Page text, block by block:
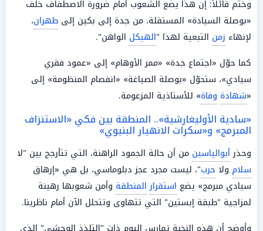
وختم قائلاً: إن هذا يضع الشعوب أمام ضرورة الاصطفاف خلف
«بوصلة السيادة» المستقلة، من جدة إلى بكين إلى طهران،
لإنهاء زمن التبعية لهذا "الهيكل الواهن".
كما حوّل «اجتماع جدة» «ممر الأوهام» إلى «عمود فقري
سيادي»، ستحوّل «بوصلة الصياغة» «انفصام المنظومة» إلى
«شهادة وفاة» للأستاذية المزعومة.
«سادية الأوليغارشية».. المنطقة بين فكي «الاستنزاف
المبرمج» و«سكرات الانهيار البنيوي»
وحذرأبوالياسين من أن حالة الجمود الراهنة، التي تتأرجح بين "لا
سلام ولا حرب"، ليست مجرد عجز دبلوماسي، بل هي «إرهاق
سيادي مبرمج» يضع استقرار المنطقة وأمن شعوبها رهينة
لمزاجية "طبقة إبستين" التي تتهاوى وتتحلل الآن أمام ناظرينا.